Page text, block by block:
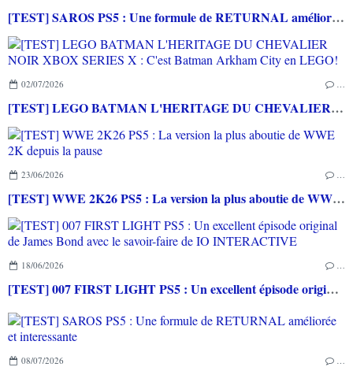
[TEST] SAROS PS5 : Une formule de RETURNAL améliorée et interessante
02/07/2026
[TEST] LEGO BATMAN L'HERITAGE DU CHEVALIER NOIR XBOX SERIES X : C'est Batman Arkham City en LEGO!
23/06/2026
[TEST] WWE 2K26 PS5 : La version la plus aboutie de WWE 2K depuis la pause
18/06/2026
[TEST] 007 FIRST LIGHT PS5 : Un excellent épisode original de James Bond avec le savoir-faire de IO INTERACTIVE
08/07/2026